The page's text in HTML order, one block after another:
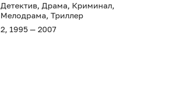
Детектив, Драма, Криминал,
Мелодрама, Триллер
2, 1995 — 2007